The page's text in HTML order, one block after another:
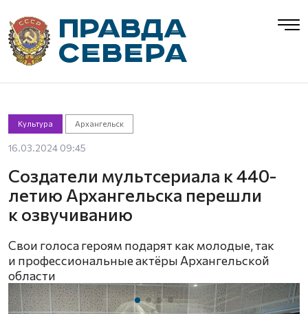
Культура Архангельск
16.03.2024 09:45
Создатели мультсериала к 440-
летию Архангельска перешли
к озвучиванию
Свои голоса героям подарят как молодые, так
и профессиональные актёры Архангельской
области